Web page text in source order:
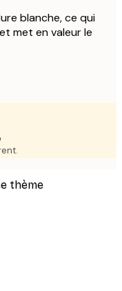
blanche, ce qui
met en valeur le
thème